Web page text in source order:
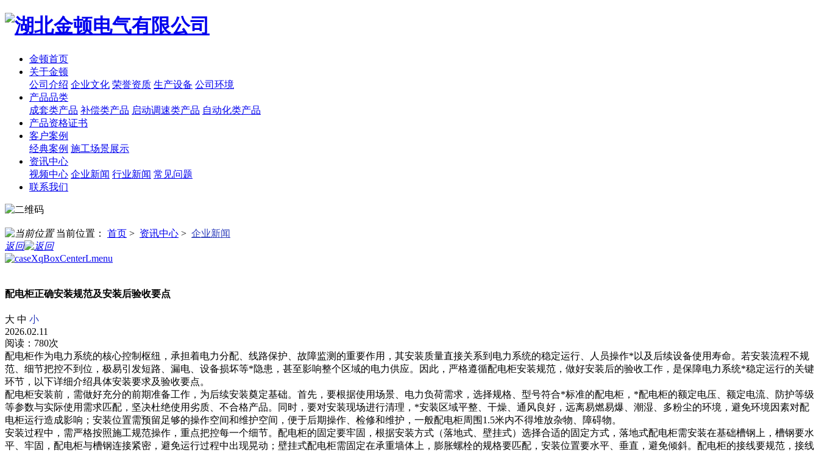
金顿首页
关于金顿
公司介绍 企业文化 荣誉资质 生产设备 公司环境
产品品类
成套类产品 补偿类产品 启动调速类产品 自动化类产品
产品资格证书
客户案例
经典案例 施工场景展示
资讯中心
视频中心 企业新闻 行业新闻 常见问题
联系我们
当前位置： 首页 > 资讯中心 > 企业新闻
返回
配电柜正确安装规范及安装后验收要点
大 中 小
2026.02.11
阅读：780次
配电柜作为电力系统的核心控制枢纽，承担着电力分配、线路保护、故障监测的重要作用，其安装质量直接关系到电力系统的稳定运行、人员操作*以及后续设备使用寿命。若安装流程不规
范、细节把控不到位，极易引发短路、漏电、设备损坏等*隐患，甚至影响整个区域的电力供应。因此，严格遵循配电柜安装规范，做好安装后的验收工作，是保障电力系统*稳定运行的关键
环节，以下详细介绍具体安装要求及验收要点。
配电柜安装前，需做好充分的前期准备工作，为后续安装奠定基础。首先，要根据使用场景、电力负荷需求，选择规格、型号符合*标准的配电柜，*配电柜的额定电压、额定电流、防护等级
等参数与实际使用需求匹配，坚决杜绝使用劣质、不合格产品。同时，要对安装现场进行清理，*安装区域平整、干燥、通风良好，远离易燃易爆、潮湿、多粉尘的环境，避免环境因素对配
电柜运行造成影响；安装位置需预留足够的操作空间和维护空间，便于后期操作、检修和维护，一般配电柜周围1.5米内不得堆放杂物、障碍物。
安装过程中，需严格按照施工规范操作，重点把控每一个细节。配电柜的固定要牢固，根据安装方式（落地式、壁挂式）选择合适的固定方式，落地式配电柜需安装在基础槽钢上，槽钢要水
平、牢固，配电柜与槽钢连接紧密，避免运行过程中出现晃动；壁挂式配电柜需固定在承重墙体上，膨胀螺栓的规格要匹配，安装位置要水平、垂直，避免倾斜。配电柜的接线要规范，接线